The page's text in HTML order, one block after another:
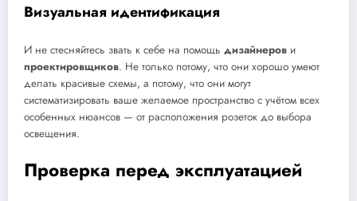
Визуальная идентификация
И не стесняйтесь звать к себе на помощь дизайнеров и
проектировщиков. Не только потому, что они хорошо умеют
делать красивые схемы, а потому, что они могут
систематизировать ваше желаемое пространство с учётом всех
особенных нюансов — от расположения розеток до выбора
освещения.
Проверка перед эксплуатацией